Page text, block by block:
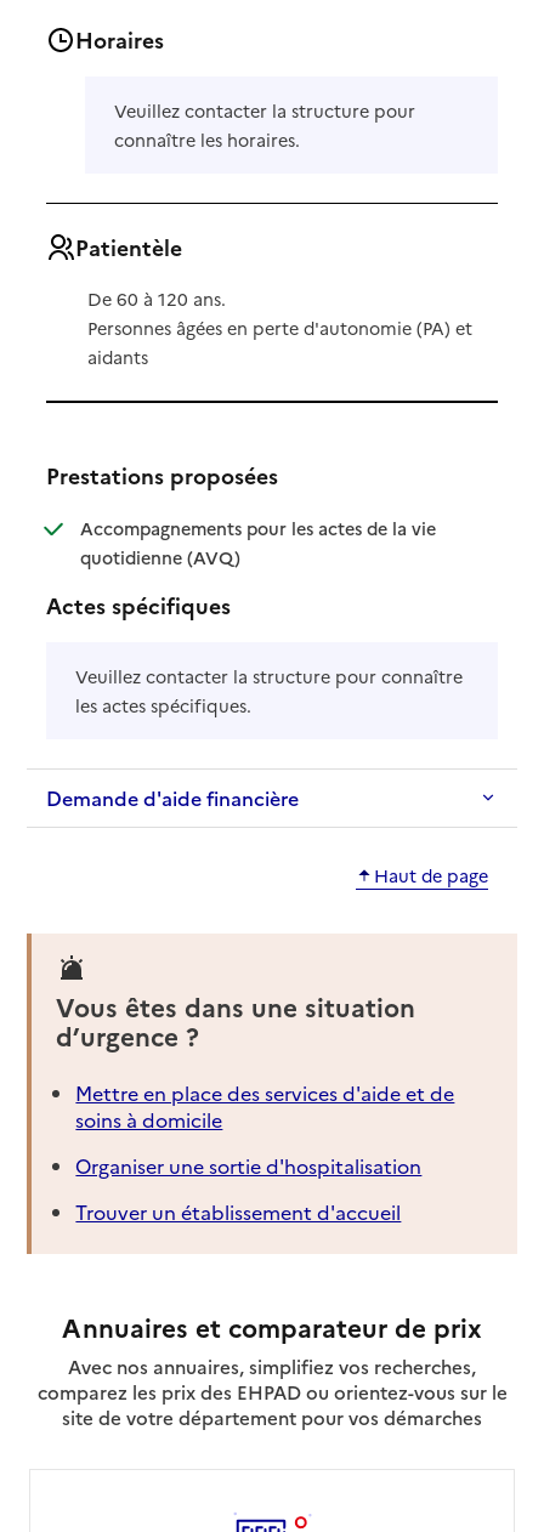
Horaires
Veuillez contacter la structure pour
connaître les horaires.
Patientèle
De 60 à 120 ans.
Personnes âgées en perte d'autonomie (PA) et
aidants
Prestations proposées
Accompagnements pour les actes de la vie
quotidienne (AVQ): disponible
: non disponible
Actes spécifiques
Veuillez contacter la structure pour connaître
les actes spécifiques.
Demande d'aide financière
Haut de page
Vous êtes dans une situation
d’urgence ?
Mettre en place des services d'aide et de
soins à domicile
Organiser une sortie d'hospitalisation
Trouver un établissement d'accueil
Annuaires et comparateur de prix
Avec nos annuaires, simplifiez vos recherches,
comparez les prix des EHPAD ou orientez-vous sur le
site de votre département pour vos démarches